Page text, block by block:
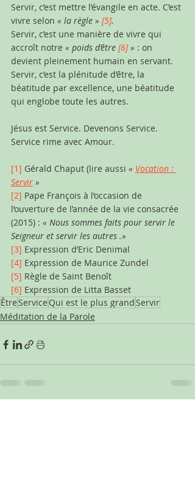
Servir, c’est mettre l’évangile en acte. C’est
vivre selon « la règle » [5].
Servir, c’est une manière de vivre qui
accroît notre « poids d’être [6] » : on
devient pleinement humain en servant.
Servir, c’est la plénitude d’être, la
béatitude par excellence, une béatitude
qui englobe toute les autres.
Jésus est Service. Devenons Service.
Service rime avec Amour.
[1] Gérald Chaput (lire aussi « Vocation :
Servir »
[2] Pape François à l’occasion de
l’ouverture de l’année de la vie consacrée
(2015) : « Nous sommes faits pour servir le
Seigneur et servir les autres .»
[3] Expression d’Eric Denimal
[4] Expression de Maurice Zundel
[5] Règle de Saint Benoît
[6] Expression de Litta Basset
ÊtreService Qui est le plus grandServir
Méditation de la Parole